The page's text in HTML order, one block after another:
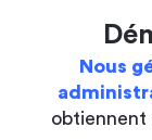
Nous
obtiennent